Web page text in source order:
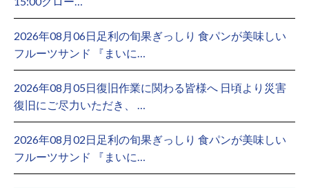
2026年08月06日足利の旬果ぎっしり 食パンが美味しい
フルーツサンド 『まいに…
2026年08月05日復旧作業に関わる皆様へ 日頃より災害
復旧にご尽力いただき、 …
2026年08月02日足利の旬果ぎっしり 食パンが美味しい
フルーツサンド 『まいに…